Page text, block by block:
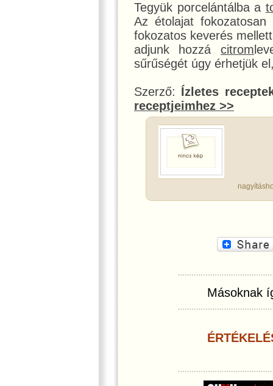
Tegyük porcelántálba a
Az étolajat
fokozatos keverés
adjunk hozzá citrom
sűrűségét úgy érhetjük
Szerző: Ízletes
receptjeimhez >>
Másoknak